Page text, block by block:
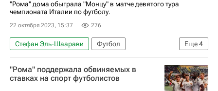
"Рома" дома обыграла "Монцу" в матче девятого тура
чемпионата Италии по футболу.
22 октября 2023, 15:37 276
Еще4
Стефан Эль-Шаарави
Футбол
Данило Д'Амброзио
Рома
Серия А 2026-2027 (Чемпионат Италии по футболу)
"Рома" поддержала обвиняемых в
ставках на спорт футболистов